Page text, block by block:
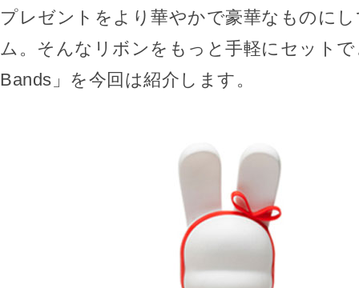
プレゼントをより華やかで豪華なものに
ム。そんなリボンをもっと手軽にセット
Bands」を今回は紹介します。